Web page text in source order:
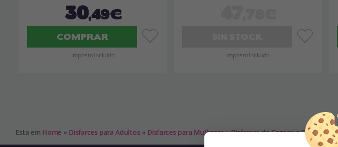
30,49€
COMPRAR
Imposto Incluído Imposto Incluído
Esta em Home » Disfarces para Adultos » Disfarces para Mulheres»Disfarces de Contos e Desenhos